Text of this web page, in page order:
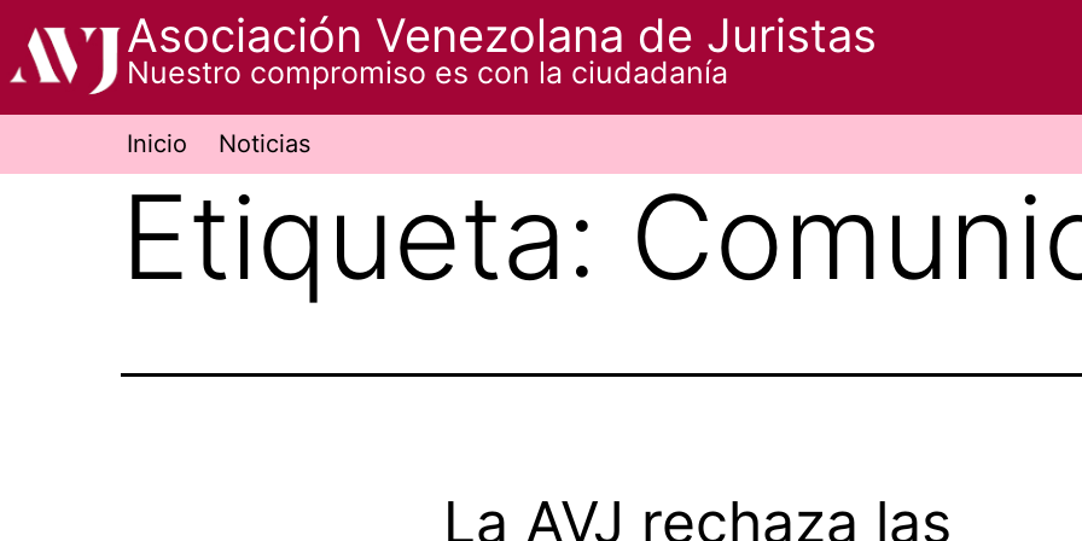
Saltar
contenido
Asociación Venezolana de Juristas
Nuestro compromiso es con la ciudadanía
Inicio Noticias
Etiqueta:
La AVJ rechaza las